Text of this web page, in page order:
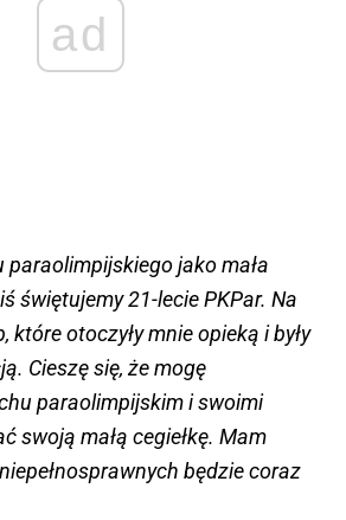
ad
paraolimpijskiego jako mała
świętujemy 21-lecie PKPar. Na
które otoczyły mnie opieką i były
Cieszę się, że mogę
paraolimpijskim i swoimi
swoją małą cegiełkę. Mam
będzie coraz